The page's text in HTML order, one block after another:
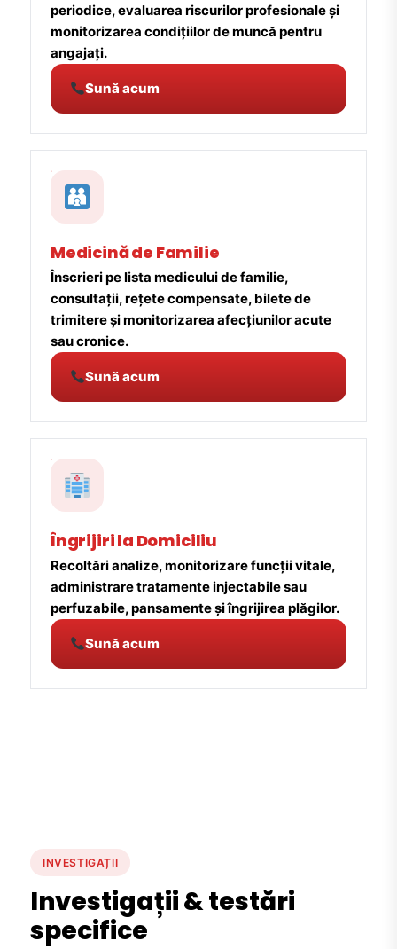
periodice, evaluarea riscurilor profesionale și
monitorizarea condițiilor de muncă pentru
angajați.
Sună acum
Medicină de Familie
Înscrieri pe lista medicului de familie,
consultații, rețete compensate, bilete de
trimitere și monitorizarea afecțiunilor acute
sau cronice.
Sună acum
Îngrijiri la Domiciliu
Recoltări analize, monitorizare funcții vitale,
administrare tratamente injectabile sau
perfuzabile, pansamente și îngrijirea plăgilor.
Sună acum
INVESTIGAȚII
Investigații & testări
specifice